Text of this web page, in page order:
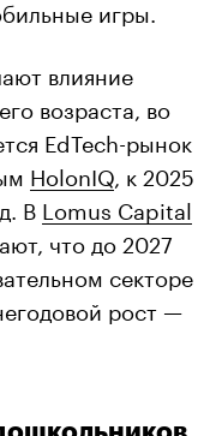
игры.
влияние
возраста, во
EdTech-рынок
HolonIQ , к 2025
В Lomus Capital
что до 2027
секторе
рост —